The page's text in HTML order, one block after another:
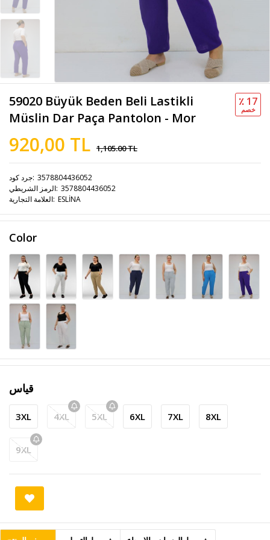
59020 Büyük Beden Beli Lastikli
Müslin Dar Paça Pantolon - Mor
920,00 TL 1,105.00 TL
٪ 17
خصم
جرد كود 3578804436052
الرمز الشريطي 3578804436052
العلامة التجارية ESLİNA
Color
قياس
3XL 4XL 5XL 6XL 7XL 8XL
9XL